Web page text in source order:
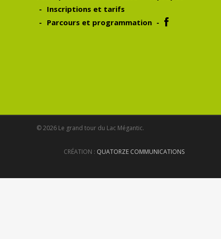
Inscriptions et tarifs
Parcours et programmation
© 2026 Le grand tour du Lac Mégantic.
CRÉATION : QUATORZE COMMUNICATIONS